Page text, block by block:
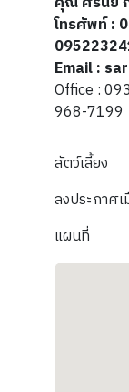
โทรศัพท์ :
Email :
Office :
968-7199
สัตว์เลี้ยง
ลงประกาศเ
แผนที่